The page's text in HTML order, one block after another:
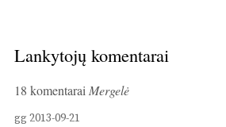
Lankytojų komentarai
18 komentarai Mergelė
gg 2013-09-21